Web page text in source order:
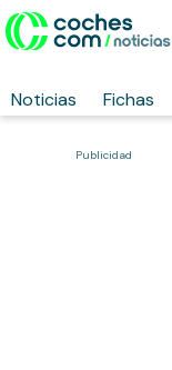
Noticias Fichas
Publicidad